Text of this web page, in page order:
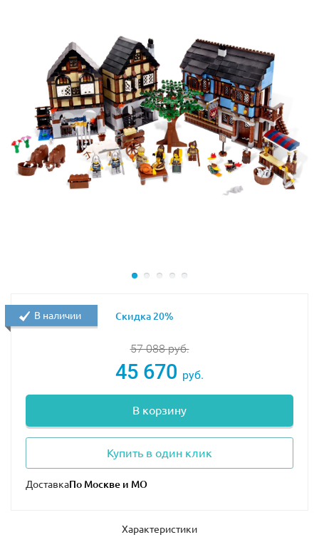
57 088руб.
45 670 руб.
В корзину
Купить в один клик
Доставка
В наличии Скидка 20%
Характеристики